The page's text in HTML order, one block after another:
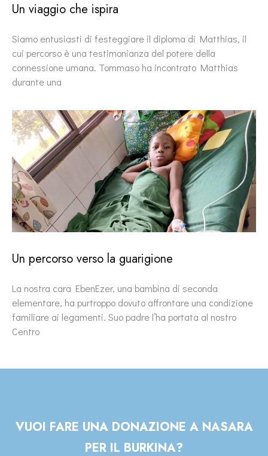
Un viaggio che ispira
Siamo entusiasti di festeggiare il diploma di Matthias, il
cui percorso è una testimonianza del potere della
connessione umana. Tommaso ha incontrato Matthias
durante una
Un percorso verso la guarigione
La nostra cara EbenEzer, una bambina di seconda
elementare, ha purtroppo dovuto affrontare una condizione
familiare ai legamenti. Suo padre l’ha portata al nostro
Centro
VUOI FARE UNA DONAZIONE A NASARA
PER IL BURKINA?